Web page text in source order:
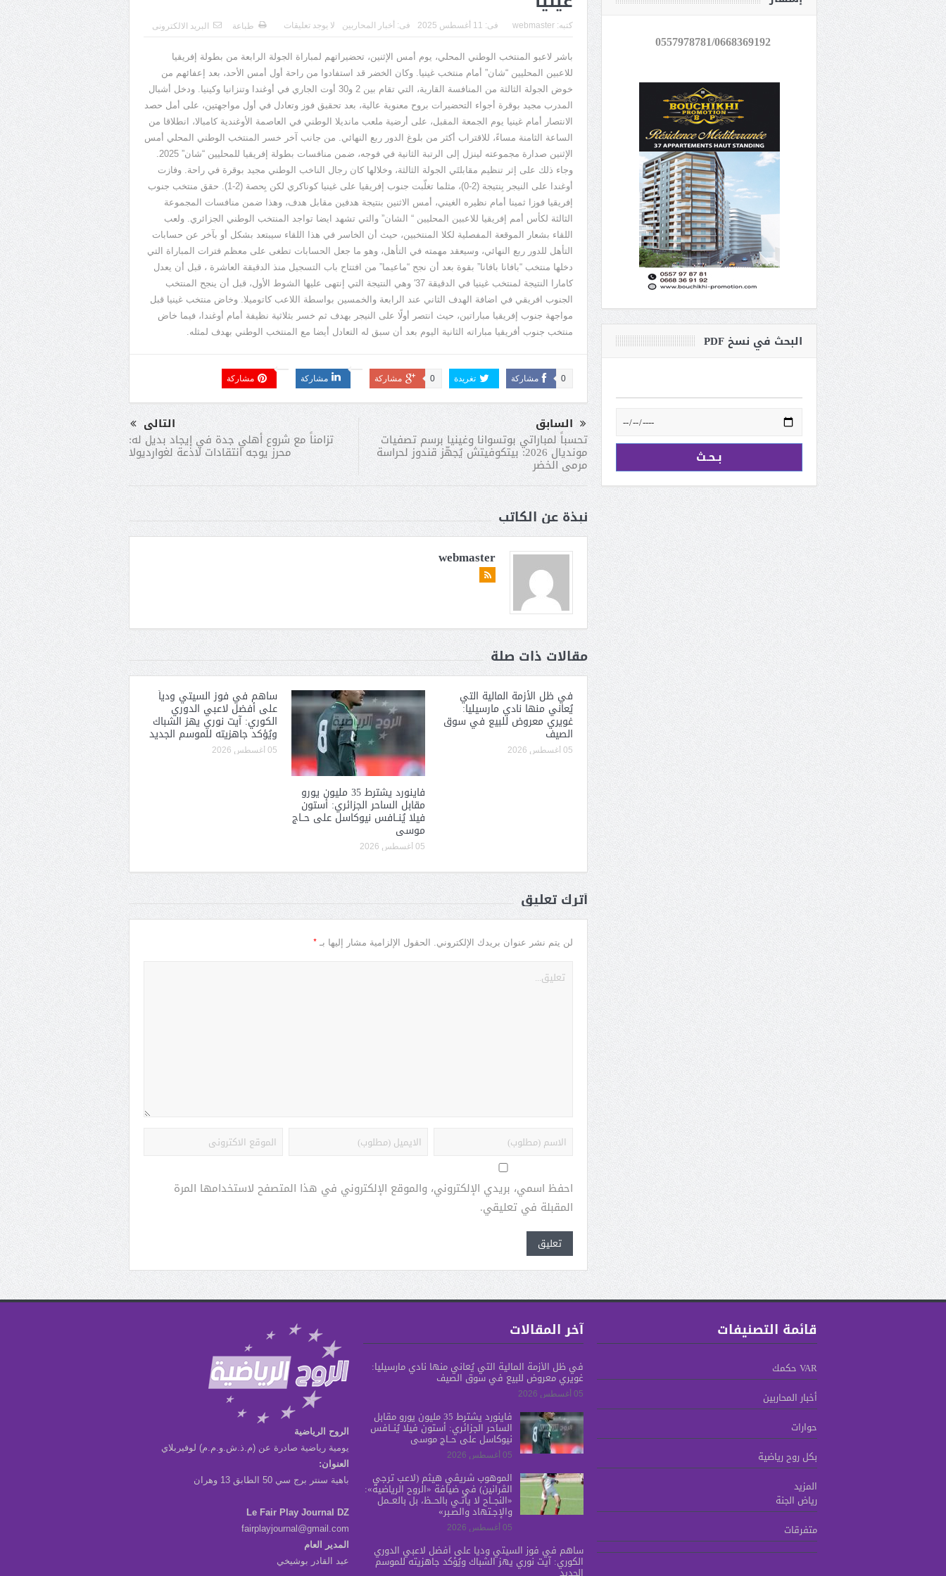
كتبه: webmaster فى: 11 أغسطس 2025 فى: أخبار المحاربين لا يوجد تعليقات طباعة البريد الالكترونى
باشر لاعبو المنتخب الوطني المحلي، يوم أمس الإثنين، تحضيراتهم لمباراة الجولة الرابعة من بطولة إفريقيا
للاعبين المحليين “شان” أمام منتخب غينيا وكان الخضر قد استفادوا من راحة أول أمس الأحد، بعد إعفائهم من
خوض الجولة الثالثة من المنافسة القارية، التي تقام بين
و30 أوت الجاري في أوغندا وتنزانيا وكينيا ودخل أشبال
المدرب مجيد بوقرة أجواء التحضيرات بروح معنوية عالية، بعد تحقيق فوز وتعادل في أول مواجهتين، على أمل حصد
الانتصار أمام غينيا يوم الجمعة المقبل، على أرضية ملعب مانديلا الوطني في العاصمة الأوغندية كامبالا، انطلاقا من
الساعة الثامنة مساءً، للاقتراب أكثر من بلوغ الدور ربع النهائي
من جانب آخر خسر المنتخب الوطني المحلي أمس
الإثنين صدارة مجموعته لينزل إلى الرتبة الثانية في فوجه، ضمن منافسات بطولة إفريقيا للمحليين “شان” 2025.
وجاء ذلك على إثر تنظيم مقابلتَي الجولة الثالثة، وخلالها كان رجال الناخب الوطني مجيد بوقرة في راحة وفازت
أوغندا على النيجر بِنتيجة (2-0) ، مثلما تغلّبت جنوب إفريقيا على غينيا كوناكري لكن بِحصة (2-1).
حقق منتخب جنوب
إفريقيا فوزا ثمينا أمام نظيره الغيني، أمس الاثنين بنتيجة هدفين مقابل هدف، وهذا ضمن منافسات المجموعة
الثالثة لكأس أمم إفريقيا للاعبين المحليين “ الشان” والتي تشهد ايضا تواجد المنتخب الوطني الجزائري ولعب
اللقاء بشعار الموقعة المفصلية لكلا المنتخبين، حيث أن الخاسر في هذا اللقاء سيبتعد بشكل أو بآخر عن حسابات
التأهل للدور ربع النهائي، وسيعقد مهمته في التأهل، وهو ما جعل الحسابات تطغى على معظم فترات المباراة التي
دخلها منتخب “بافانا بافانا” بقوة بعد أن نجح “ماعيما” من افتتاح باب التسجيل منذ الدقيقة العاشرة ، قبل أن يعدل
كامارا النتيجة لمنتخب غينيا في الدقيقة
وهي النتيجة التي إنتهى عليها الشوط الأول، قبل أن ينجح المنتخب
الجنوب افريقي في اضافة الهدف الثاني عند الرابعة والخمسين بواسطة اللاعب كاتوميلا وخاض منتخب غينيا قبل
مواجهة جنوب إفريقيا مباراتين، حيث انتصر أولًا على النيجر بهدف ثم خسر بثلاثية نظيفة أمام أوغندا، فيما خاض
منتخب جنوب أفريقيا مباراته الثانية اليوم بعد أن سبق له التعادل أيضا مع المنتخب الوطني بهدف لمثله
مشاركة 0 تغريدة مشاركة 0 مشاركة مشاركة
السابق
تحسباً لمباراتي بوتسوانا وغينيا برسم تصفيات
مونديال 2026: بيتكوفيتش يُجهّز قندوز لحراسة
مرمى الخضر
التالى
تزامناً مع شروع أهلي جدة في إيجاد بديل له:
محرز يوجه انتقادات لاذعة لغوارديولا
نبذة عن الكاتب
webmaster
مقالات ذات صلة
في ظل الأزمة المالية التي
يُعاني منها نادي مارسيليا:
غويري معروض للبيع في سوق
الصيف
05 أغسطس 2026
فاينورد يشترط 35 مليون يورو
مقابل الساحر الجزائري: أستون
فيلا يُنــافس نيوكاسل على حــاج
موسى
05 أغسطس 2026
ساهم في فوز السيتي ودياً
على أفضل لاعبي الدوري
الكوري: آيت نوري يهز الشباك
ويُؤكد جاهزيته للموسم الجديد
05 أغسطس 2026
أترك تعليق
لن يتم نشر عنوان بريدك الإلكتروني. الحقول الإلزامية مشار إليها بـ *
احفظ اسمي، بريدي الإلكتروني، والموقع الإلكتروني في هذا المتصفح لاستخدامها المرة
المقبلة في تعليقي.
0557978781/0668369192
البحث في نسخ PDF
قائمة التصنيفات
VAR حكمك
أخبار المحاربين
حوارات
بكل روح رياضية
المزيد
رياض الجنة
متفرقات
آخر المقالات
في ظل الأزمة المالية التي يُعاني منها نادي مارسيليا:
غويري معروض للبيع في سوق الصيف
05 أغسطس 2026
فاينورد يشترط 35 مليون يورو مقابل
الساحر الجزائري: أستون فيلا يُنــافس
نيوكاسل على حــاج موسى
05 أغسطس 2026
الموهوب شريڤي هيثم (لاعب ترجي
الڤرانين) في ضيافة «الروح الرياضية»:
«النجــاح لا يأتـي بالحــظ، بل بالعــمل
والإجـتهاد والصـبر»
05 أغسطس 2026
ساهم في فوز السيتي ودياً على أفضل لاعبي الدوري
الكوري: آيت نوري يهز الشباك ويُؤكد جاهزيته للموسم
الروح الرياضية
يومية رياضية صادرة عن (م.ذ.ش.و.م.م) لوفيربلاي
العنوان:
باهية سنتر برج سي 50 الطابق 13 وهران
Le Fair Play Journal DZ
fairplayjournal@gmail.com
المدير العام
عبد القادر بوشيخي